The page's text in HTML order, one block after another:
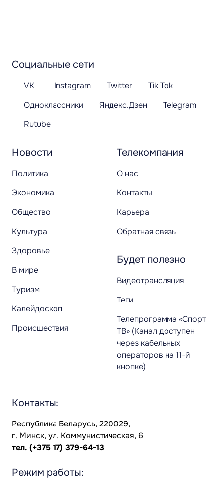
Новости
Политика
Экономика
Общество
Культура
Здоровье
В мире
Туризм
Калейдоскоп
Происшествия
Телекомпания
О нас
Контакты
Карьера
Обратная связь
Будет полезно
Видеотрансляция
Теги
Телепрограмма «Спорт
ТВ» (Канал доступен
через кабельных
операторов на 11-й
кнопке)
Социальные сети
VK Instagram Twitter
Tik Tok
Одноклассники
Яндекс.Дзен
Telegram
Rutube
Контакты:
Республика Беларусь, 220029,
г. Минск, ул. Коммунистическая, 6
тел. (+375 17) 379-64-13
Режим работы: